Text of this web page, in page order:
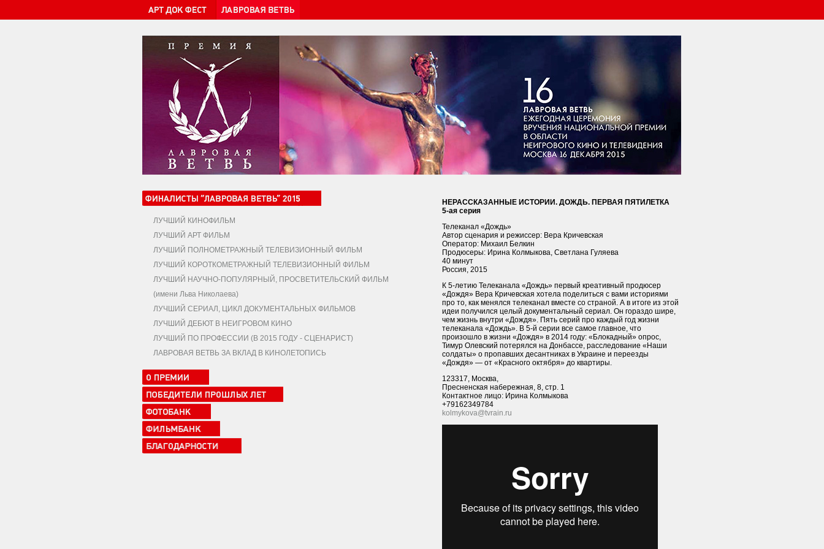
ЛУЧШИЙ КИНОФИЛЬМ
ЛУЧШИЙ АРТ ФИЛЬМ
ЛУЧШИЙ ПОЛНОМЕТРАЖНЫЙ ТЕЛЕВИЗИОННЫЙ ФИЛЬМ
ЛУЧШИЙ КОРОТКОМЕТРАЖНЫЙ ТЕЛЕВИЗИОННЫЙ ФИЛЬМ
ЛУЧШИЙ НАУЧНО-ПОПУЛЯРНЫЙ, ПРОСВЕТИТЕЛЬСКИЙ ФИЛЬМ
(имени Льва Николаева)
ЛУЧШИЙ СЕРИАЛ, ЦИКЛ ДОКУМЕНТАЛЬНЫХ ФИЛЬМОВ
ЛУЧШИЙ ДЕБЮТ В НЕИГРОВОМ КИНО
ЛУЧШИЙ ПО ПРОФЕССИИ (В 2015 ГОДУ - СЦЕНАРИСТ)
ЛАВРОВАЯ ВЕТВЬ ЗА ВКЛАД В КИНОЛЕТОПИСЬ
НЕРАССКАЗАННЫЕ ИСТОРИИ. ДОЖДЬ. ПЕРВАЯ ПЯТИЛЕТКА
5-ая серия
Телеканал «Дождь»
Автор сценария и режиссер: Вера Кричевская
Оператор: Михаил Белкин
Продюсеры: Ирина Колмыкова, Светлана Гуляева
40 минут
Россия, 2015
К 5-летию Телеканала «Дождь» первый креативный продюсер
«Дождя» Вера Кричевская хотела поделиться с вами историями
про то, как менялся телеканал вместе со страной. А в итоге из этой
идеи получился целый документальный сериал. Он гораздо шире,
чем жизнь внутри «Дождя». Пять серий про каждый год жизни
телеканала «Дождь». В 5-й серии все самое главное, что
произошло в жизни «Дождя» в 2014 году: «Блокадный» опрос,
Тимур Олевский потерялся на Донбассе, расследование «Наши
солдаты» о пропавших десантниках в Украине и переезды
«Дождя» — от «Красного октября» до квартиры.
123317, Москва,
Пресненская набережная, 8, стр. 1
Контактное лицо: Ирина Колмыкова
+79162349784
kolmykova@tvrain.ru